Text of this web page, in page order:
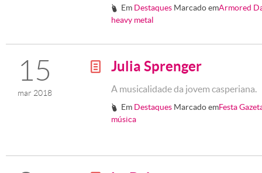
# Em Destaques Marcado emArmored
heavy metal
15
mar 2018
g Julia Sprenger
A musicalidade da jovem casperiana.
# Em Destaques Marcado emFesta
música